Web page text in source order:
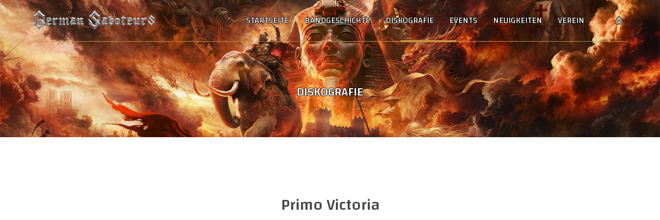
STARTSEITE BANDGESCHICHTE DISKOGRAFIE EVENTS NEUIGKEITEN VEREIN
DISKOGRAFIE
Primo Victoria